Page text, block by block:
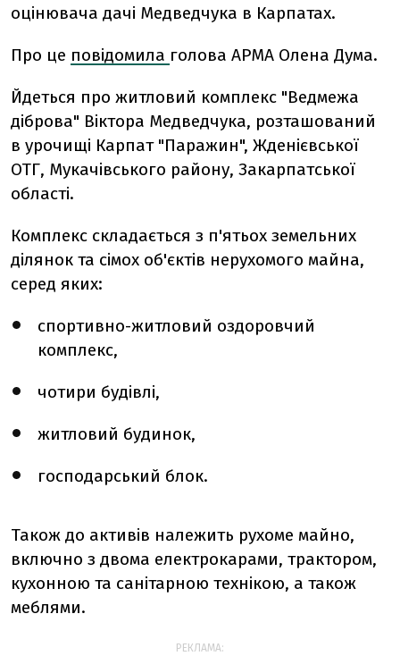
оцінювача дачі Медведчука в Карпатах.
Про це повідомила голова АРМА Олена Дума.
Йдеться про житловий комплекс "Ведмежа
діброва" Віктора Медведчука, розташований
в урочищі Карпат "Паражин", Жденієвської
ОТГ, Мукачівського району, Закарпатської
області.
Комплекс складається з п'ятьох земельних
ділянок та сімох об'єктів нерухомого майна,
серед яких:
спортивно-житловий оздоровчий
комплекс,
чотири будівлі,
житловий будинок,
господарський блок.
Також до активів належить рухоме майно,
включно з двома електрокарами, трактором,
кухонною та санітарною технікою, а також
меблями.
РЕКЛАМА: